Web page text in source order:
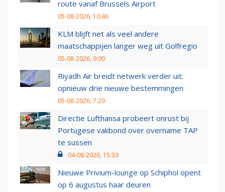
route vanaf Brussels Airport
05-08-2026, 10:46
KLM blijft net als veel andere
maatschappijen langer weg uit Golfregio
05-08-2026, 9:00
Riyadh Air breidt netwerk verder uit:
opnieuw drie nieuwe bestemmingen
05-08-2026, 7:29
Directie Lufthansa probeert onrust bij
Portugese vakbond over overname TAP
te sussen
04-08-2026, 15:33
Nieuwe Privium-lounge op Schiphol opent
op 6 augustus haar deuren